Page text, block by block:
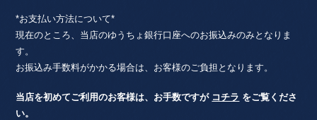
*お支払い方法について*
現在のところ、当店のゆうちょ銀行口座へのお振込みのみとなりま
す。
お振込み手数料がかかる場合は、お客様のご負担となります。
当店を初めてご利用のお客様は、お手数ですが コチラ をご覧くださ
い。